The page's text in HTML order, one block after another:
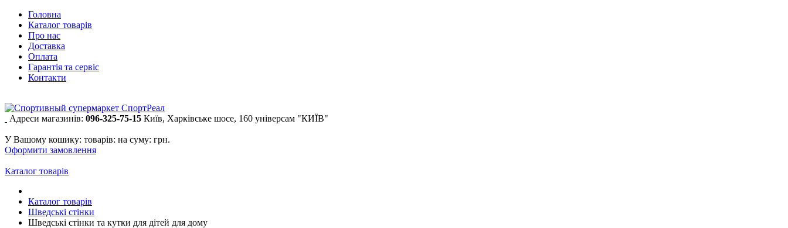
Головна
Каталог товарів
Про нас
Доставка
Оплата
Гарантія та сервіс
Контакти
Адреси магазинів: 096-325-75-15 Київ, Харківське шосе, 160 універсам "КИЇВ"
У Вашому кошику: товарів: на суму: грн.
Оформити замовлення
Каталог товарів
Каталог товарів
Шведські стінки
Шведські стінки та кутки для дітей для дому